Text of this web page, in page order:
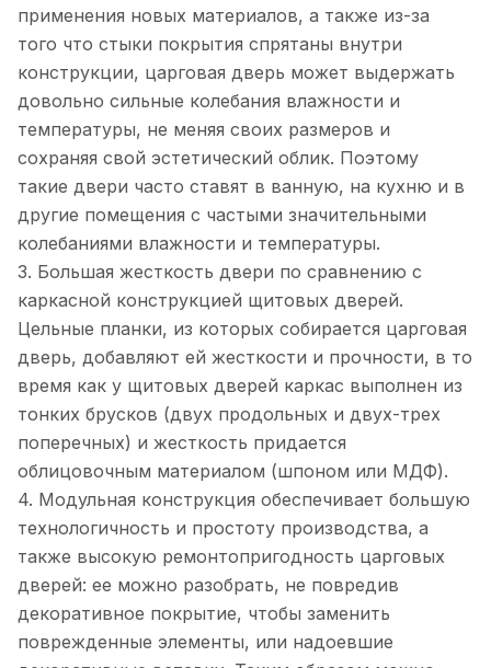
применения новых материалов, а также из-за
того что стыки покрытия спрятаны внутри
конструкции, царговая дверь может выдержать
довольно сильные колебания влажности и
температуры, не меняя своих размеров и
сохраняя свой эстетический облик. Поэтому
такие двери часто ставят в ванную, на кухню и в
другие помещения с частыми значительными
колебаниями влажности и температуры.
3. Большая жесткость двери по сравнению с
каркасной конструкцией щитовых дверей.
Цельные планки, из которых собирается царговая
дверь, добавляют ей жесткости и прочности, в то
время как у щитовых дверей каркас выполнен из
тонких брусков (двух продольных и двух-трех
поперечных) и жесткость придается
облицовочным материалом (шпоном или МДФ).
4. Модульная конструкция обеспечивает большую
технологичность и простоту производства, а
также высокую ремонтопригодность царговых
дверей: ее можно разобрать, не повредив
декоративное покрытие, чтобы заменить
поврежденные элементы, или надоевшие